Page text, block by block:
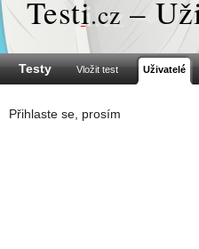
Testi.cz –
Testy Vložit test Uživatelé
Přihlaste se, prosím